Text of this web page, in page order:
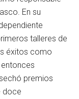
En su
talleres de
éxitos como
premios
doce